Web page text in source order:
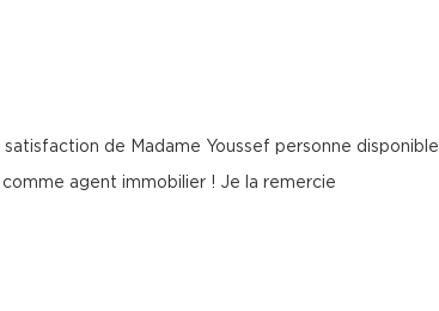
de Madame Youssef personne
agent immobilier ! Je la remercie